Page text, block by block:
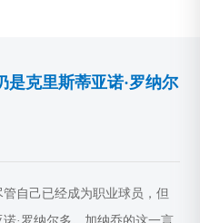
是克里斯蒂亚诺·罗纳尔
自己已经成为职业球员，但